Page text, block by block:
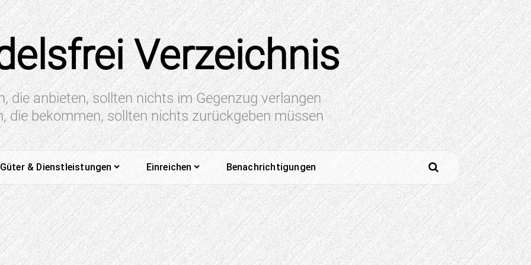
Verzeichnis
die anbieten, sollten nichts im Gegenzug verlangen
die bekommen, sollten nichts zurückgeben müssen
Güter & Dienstleistungen Einreichen Benachrichtigungen